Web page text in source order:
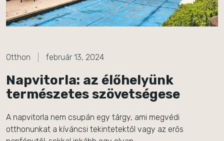
Otthon február 13, 2024
Napvitorla: az élőhelyünk
természetes szövetségese
A napvitorla nem csupán egy tárgy, ami megvédi
otthonunkat a kíváncsi tekintetektől vagy az erős